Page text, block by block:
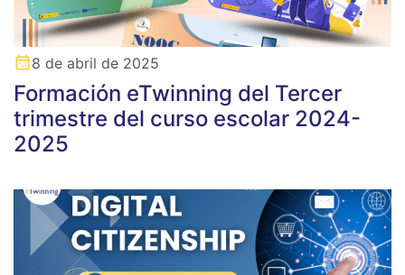
8 de abril de 2025
Formación eTwinning del Tercer
trimestre del curso escolar 2024-
2025